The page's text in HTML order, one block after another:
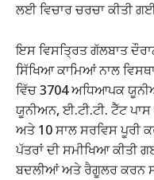
ਲਈ ਵਿਚਾਰ ਚਰਚਾ ਕੀਤੀ
ਇਸ ਵਿਸਤ੍ਰਿਤ ਗੱਲਬਾਤ
ਸਿੱਖਿਆ ਕਾਮਿਆਂ ਨਾਲ
ਵਿੱਚ 3704 ਅਧਿਆਪਕ
ਯੂਨੀਅਨ, ਈ.ਟੀ.ਟੀ. ਟੈੱਟ
ਅਤੇ 10 ਸਾਲ ਸਰਵਿਸ
ਪੱਤਰਾਂ ਦੀ ਸਮੀਖਿਆ ਕੀਤੀ
ਬਦਲੀਆਂ ਅਤੇ ਰੈਗੂਲਰ ਕਰਨ